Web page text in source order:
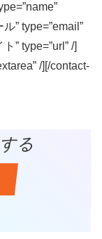
” type=”email”
” type=”url” /]
/][/contact-
る